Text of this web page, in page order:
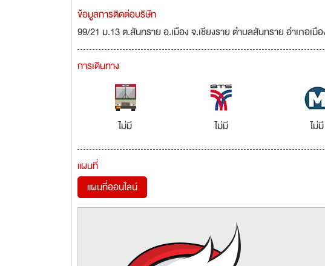
ข้อมูลการติดต่อบริษัท
99/21 ม.13 ต.สันทราย อ.เมือง จ.เชียงราย ตำบลสันทราย อำเภอเมือ
การเดินทาง
ไม่มี ไม่มี ไม่มี
แผนที่
แผนที่ออนไลน์